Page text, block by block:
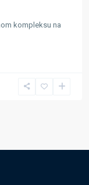
kompleksu na